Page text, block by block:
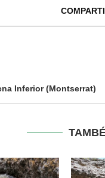
Inferior (Montserrat)